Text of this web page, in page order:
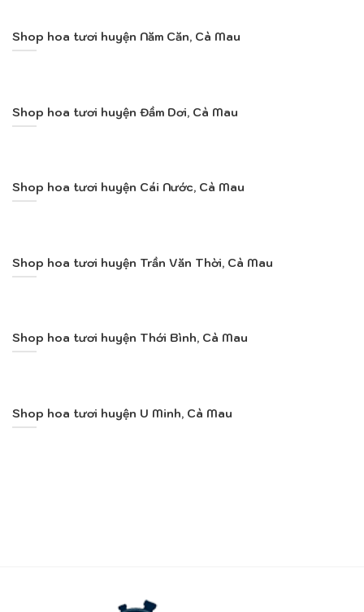
Shop hoa tươi huyện Năm Căn, Cà Mau
Shop hoa tươi huyện Đầm Dơi, Cà Mau
Shop hoa tươi huyện Cái Nước, Cà Mau
Shop hoa tươi huyện Trần Văn Thời, Cà Mau
Shop hoa tươi huyện Thới Bình, Cà Mau
Shop hoa tươi huyện U Minh, Cà Mau